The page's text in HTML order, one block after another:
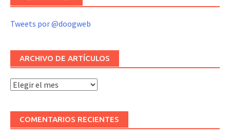
Tweets por @doogweb
ARCHIVO DE ARTÍCULOS
Archivo
artículos
COMENTARIOS RECIENTES